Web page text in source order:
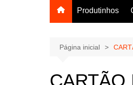
Produtinhos
Página inicial
CARTÃO